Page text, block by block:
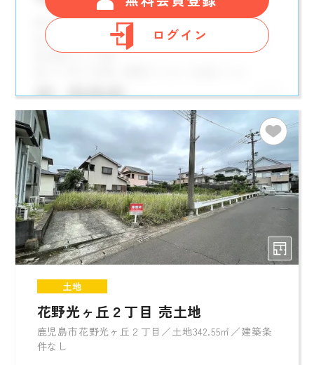
ログイン
土地
花野光ヶ丘２丁目 売土地
鹿児島市花野光ヶ丘２丁目／土地342.55㎡／建築条
件なし